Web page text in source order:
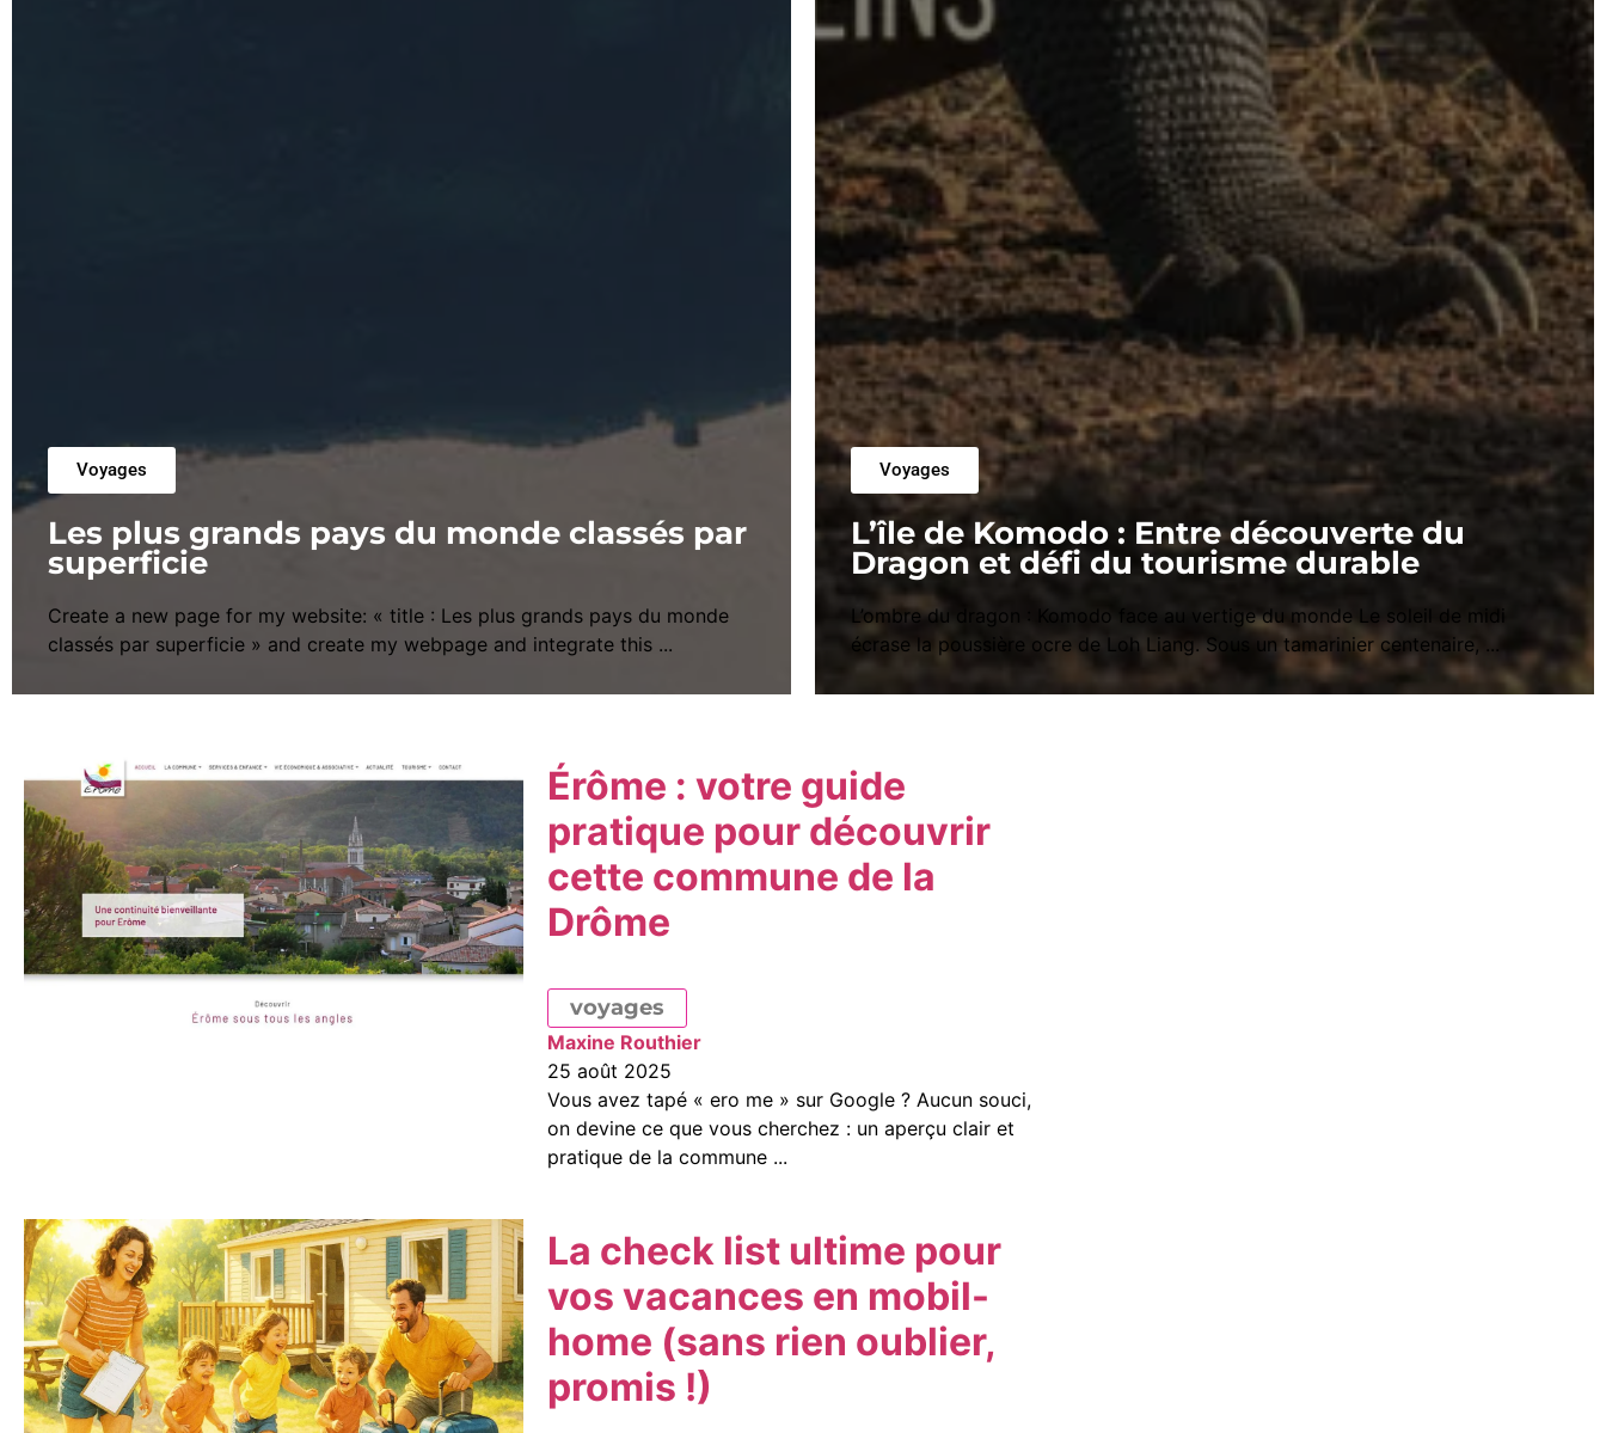
Voyages
Les plus grands pays du monde classés par
superficie
Create a new page for my website: « title : Les plus grands pays du monde
classés par superficie » and create my webpage and integrate this ...
Voyages
L’île de Komodo : Entre découverte du
Dragon et défi du tourisme durable
L’ombre du dragon : Komodo face au vertige du monde Le soleil de midi
écrase la poussière ocre de Loh Liang. Sous un tamarinier centenaire, ...
Érôme : votre guide
pratique pour découvrir
cette commune de la
Drôme
voyages
Maxine Routhier
25 août 2025
Vous avez tapé « ero me » sur Google ? Aucun souci,
on devine ce que vous cherchez : un aperçu clair et
pratique de la commune ...
La check list ultime pour
vos vacances en mobil-
home (sans rien oublier,
promis !)